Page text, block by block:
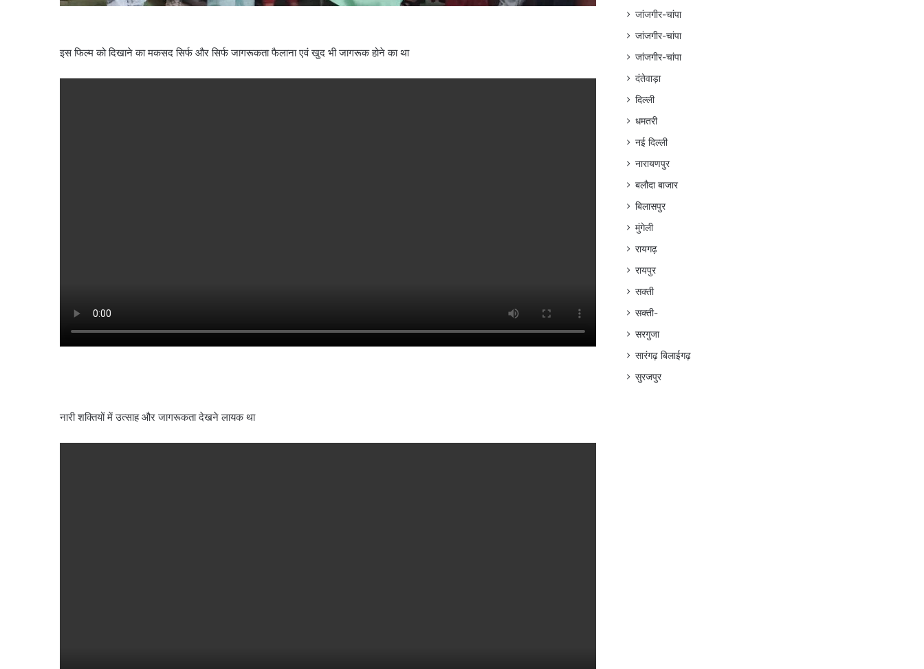
इस फिल्म को दिखाने का मकसद सिर्फ और सिर्फ जागरूकता फैलाना एवं खुद भी जागरूक होने का था
नारी शक्तियों में उत्साह और जागरूकता देखने लायक था
जांजगीर-चांपा
जांजगीर-चांपा
जांजगीर-चांपा
दंतेवाड़ा
दिल्ली
धमतरी
नई दिल्ली
नारायणपुर
बलौदा बाजार
बिलासपुर
मुंगेली
रायगढ़
रायपुर
सक्ती
सक्ती-
सरगुजा
सारंगढ़ बिलाईगढ़
सुरजपुर